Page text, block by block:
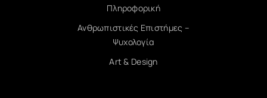
Πληροφορική
Ανθρωπιστικές Επιστήμες –
Ψυχολογία
Art & Design